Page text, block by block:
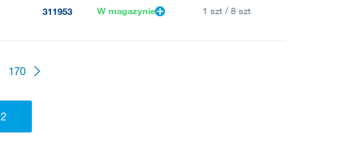
311953 W magazynie 1 szt / 8 szt
170